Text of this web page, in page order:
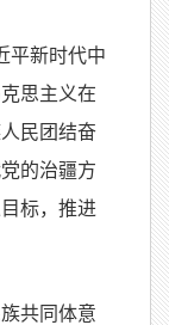
平新时代中
思主义在
民团结奋
的治疆方
标，推进
共同体意